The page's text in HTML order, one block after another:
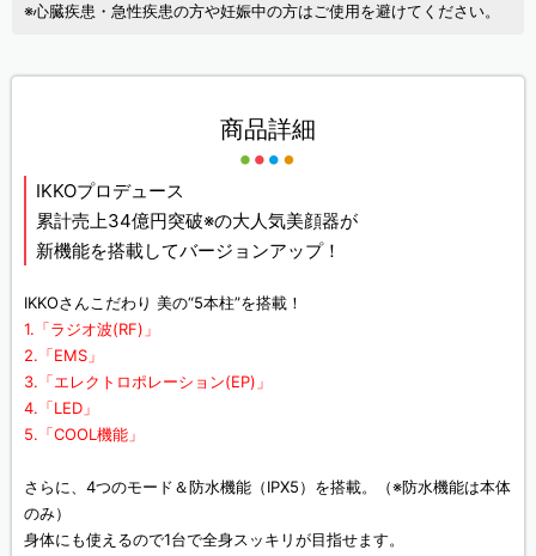
※心臓疾患・急性疾患の方や妊娠中の方はご使用を避けてください。
商品詳細
IKKOプロデュース
累計売上34億円突破※の大人気美顔器が
新機能を搭載してバージョンアップ！
IKKOさんこだわり 美の“5本柱”を搭載！
1.「ラジオ波(RF)」
2.「EMS」
3.「エレクトロポレーション(EP)」
4.「LED」
5.「COOL機能」
さらに、4つのモード＆防水機能（IPX5）を搭載。（※防水機能は本体
のみ）
身体にも使えるので1台で全身スッキリが目指せます。